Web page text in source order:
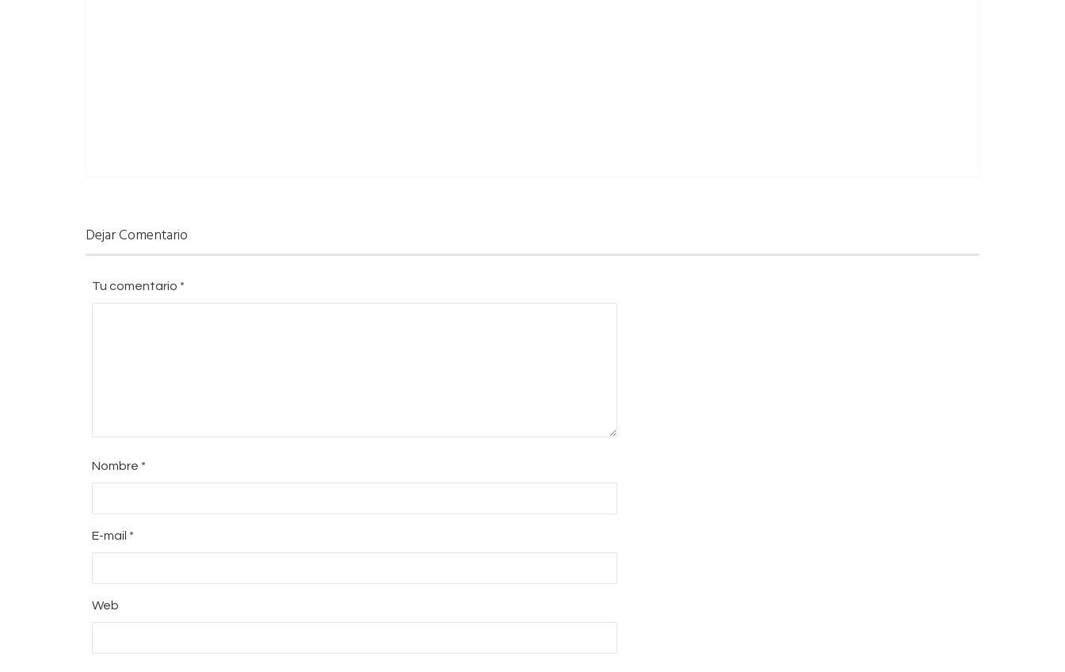
Dejar Comentario
Tu comentario *
Nombre *
E-mail *
Web